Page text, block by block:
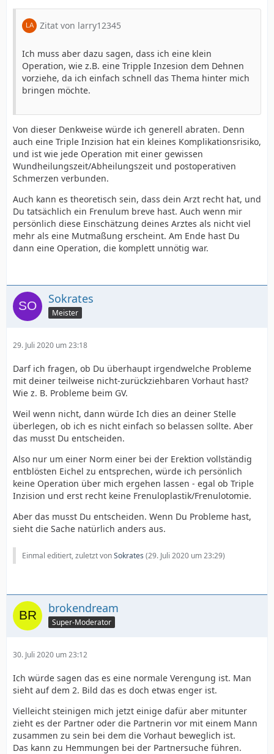
Zitat von larry12345
Ich muss aber dazu sagen, dass ich eine klein
Operation, wie z.B. eine Tripple Inzesion dem Dehnen
vorziehe, da ich einfach schnell das Thema hinter mich
bringen möchte.
Von dieser Denkweise würde ich generell abraten. Denn
auch eine Triple Inzision hat ein kleines Komplikationsrisiko,
und ist wie jede Operation mit einer gewissen
Wundheilungszeit/Abheilungszeit und postoperativen
Schmerzen verbunden.
Auch kann es theoretisch sein, dass dein Arzt recht hat, und
Du tatsächlich ein Frenulum breve hast. Auch wenn mir
persönlich diese Einschätzung deines Arztes als nicht viel
mehr als eine Mutmaßung erscheint. Am Ende hast Du
dann eine Operation, die komplett unnötig war.
Sokrates
Meister
29. Juli 2020 um 23:18
Darf ich fragen, ob Du überhaupt irgendwelche Probleme
mit deiner teilweise nicht-zurückziehbaren Vorhaut hast?
Wie z. B. Probleme beim GV.
Weil wenn nicht, dann würde Ich dies an deiner Stelle
überlegen, ob ich es nicht einfach so belassen sollte. Aber
das musst Du entscheiden.
Also nur um einer Norm einer bei der Erektion vollständig
entblösten Eichel zu entsprechen, würde ich persönlich
keine Operation über mich ergehen lassen - egal ob Triple
Inzision und erst recht keine Frenuloplastik/Frenulotomie.
Aber das musst Du entscheiden. Wenn Du Probleme hast,
sieht die Sache natürlich anders aus.
Einmal editiert, zuletzt vonSokrates (29. Juli 2020 um 23:29)
brokendream
Super-Moderator
30. Juli 2020 um 23:12
Ich würde sagen das es eine normale Verengung ist. Man
sieht auf dem 2. Bild das es doch etwas enger ist.
Vielleicht steinigen mich jetzt einige dafür aber mitunter
zieht es der Partner oder die Partnerin vor mit einem Mann
zusammen zu sein bei dem die Vorhaut beweglich ist.
Das kann zu Hemmungen bei der Partnersuche führen.